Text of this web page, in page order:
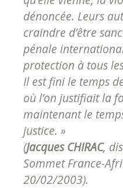
dénoncée. Leurs
craindre d’être
pénale
protection à tous
Il est fini le temps
où l’on justifiait la
maintenant le
justice. »
(Jacques CHIRAC,
Sommet France-
20/02/2003).